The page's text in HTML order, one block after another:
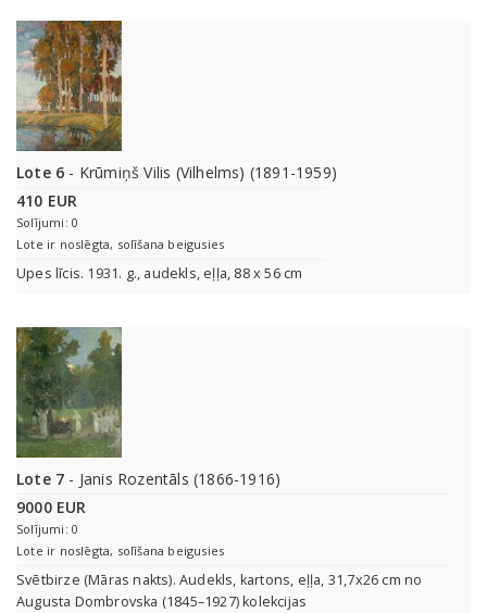
Lote 6 - Krūmiņš Vilis (Vilhelms) (1891-1959)
410 EUR
Solījumi: 0
Lote ir noslēgta, solīšana beigusies
Upes līcis. 1931. g., audekls, eļļa, 88 x 56 cm
Lote 7 - Janis Rozentāls (1866-1916)
9000 EUR
Solījumi: 0
Lote ir noslēgta, solīšana beigusies
Svētbirze (Māras nakts). Audekls, kartons, eļļa, 31,7x26 cm no
Augusta Dombrovska (1845–1927) kolekcijas